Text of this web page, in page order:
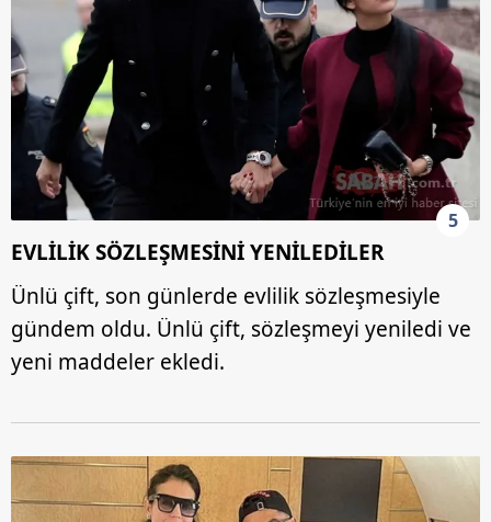
5
EVLİLİK SÖZLEŞMESİNİ YENİLEDİLER
Ünlü çift, son günlerde evlilik sözleşmesiyle
gündem oldu. Ünlü çift, sözleşmeyi yeniledi ve
yeni maddeler ekledi.